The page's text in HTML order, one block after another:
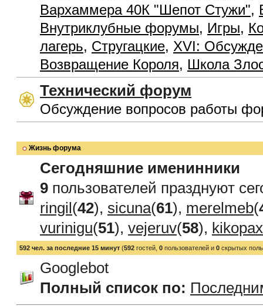
Вархаммера 40К "Шепот Стужи",
Внутриклубные форумы, Игры,
лагерь, Стругацкие, XVI:
Возвращение Короля, Школа
Технический форум
Обсуждение вопросов работы
Жизнь форума
Сегодняшние именинники
9 пользователей празднуют
ringil (42), sicuna(61), merelmeb(
vurinigu(51), vejeruv(58), kikopax
592 чел. за последние 15 минут (592 гостей, 0 пользователей и 0 скрытых
Googlebot
Полный список по: